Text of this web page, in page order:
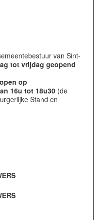
van Sint-
tot vrijdag geopend
op
16u tot 18u30 (de
Stand en